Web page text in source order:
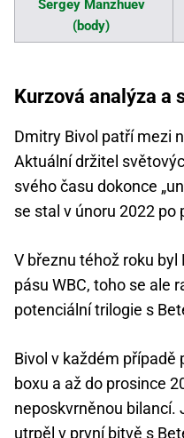
Sergey Manzhuev
(body)
Kurzová analýza a
Dmitry Bivol patří mezi
Aktuální držitel
svého času dokonce
se stal v únoru 2022
V březnu téhož roku byl
pásu WBC, toho se ale
potenciální trilogie s
Bivol v každém případě
boxu a až do prosince
neposkvrněnou bilancí.
utrpěl v první bitvě s